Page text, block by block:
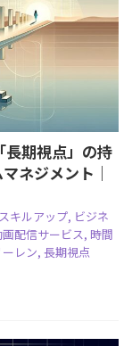
長期視点」の持
ネジメント｜
スキルアップ, ビジネ
配信サービス, 時間
レン, 長期視点